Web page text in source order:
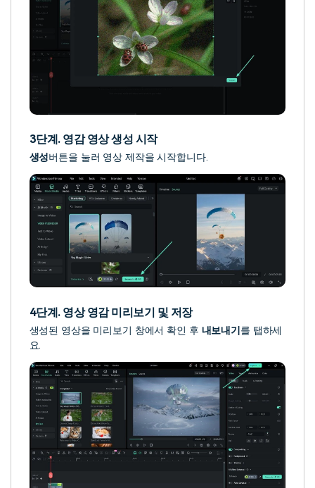
3단계. 영감 영상 생성 시작
생성버튼을 눌러 영상 제작을 시작합니다.
4단계. 영상 영감 미리보기 및 저장
생성된 영상을 미리보기 창에서 확인 후 내보내기 를 탭하세
요.